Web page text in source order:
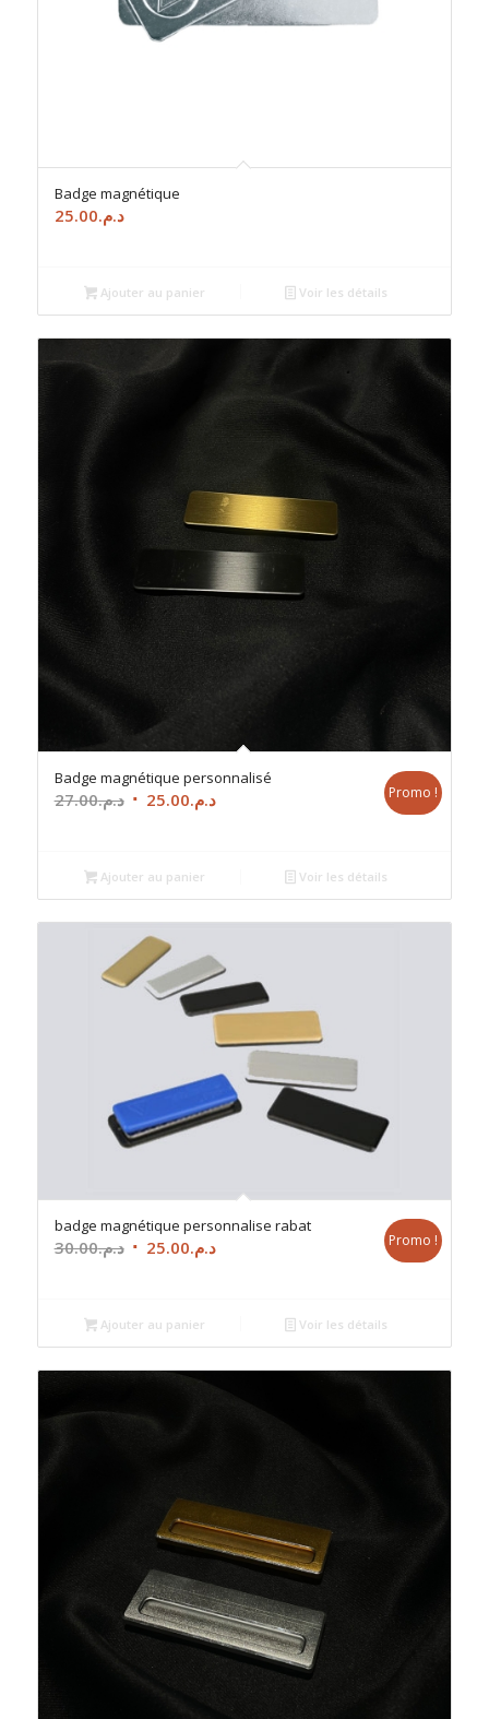
Badge magnétique
د.م.25.00
Ajouter au panier Voir les détails
Badge magnétique personnalisé
د.م.27.00
Le
était :
د.م.27.00.
د.م.25.00
Le
د.م.25.00.
Promo !
Ajouter au panier Voir les détails
badge magnétique personnalise rabat
د.م.30.00
Le
était :
د.م.30.00.
د.م.25.00
Le
د.م.25.00.
Promo !
Ajouter au panier Voir les détails